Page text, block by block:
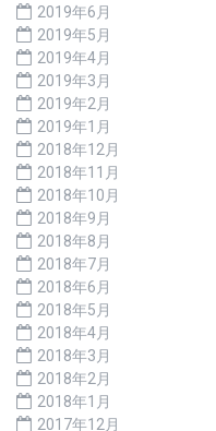
2019年6月
2019年5月
2019年4月
2019年3月
2019年2月
2019年1月
2018年12月
2018年11月
2018年10月
2018年9月
2018年8月
2018年7月
2018年6月
2018年5月
2018年4月
2018年3月
2018年2月
2018年1月
2017年12月